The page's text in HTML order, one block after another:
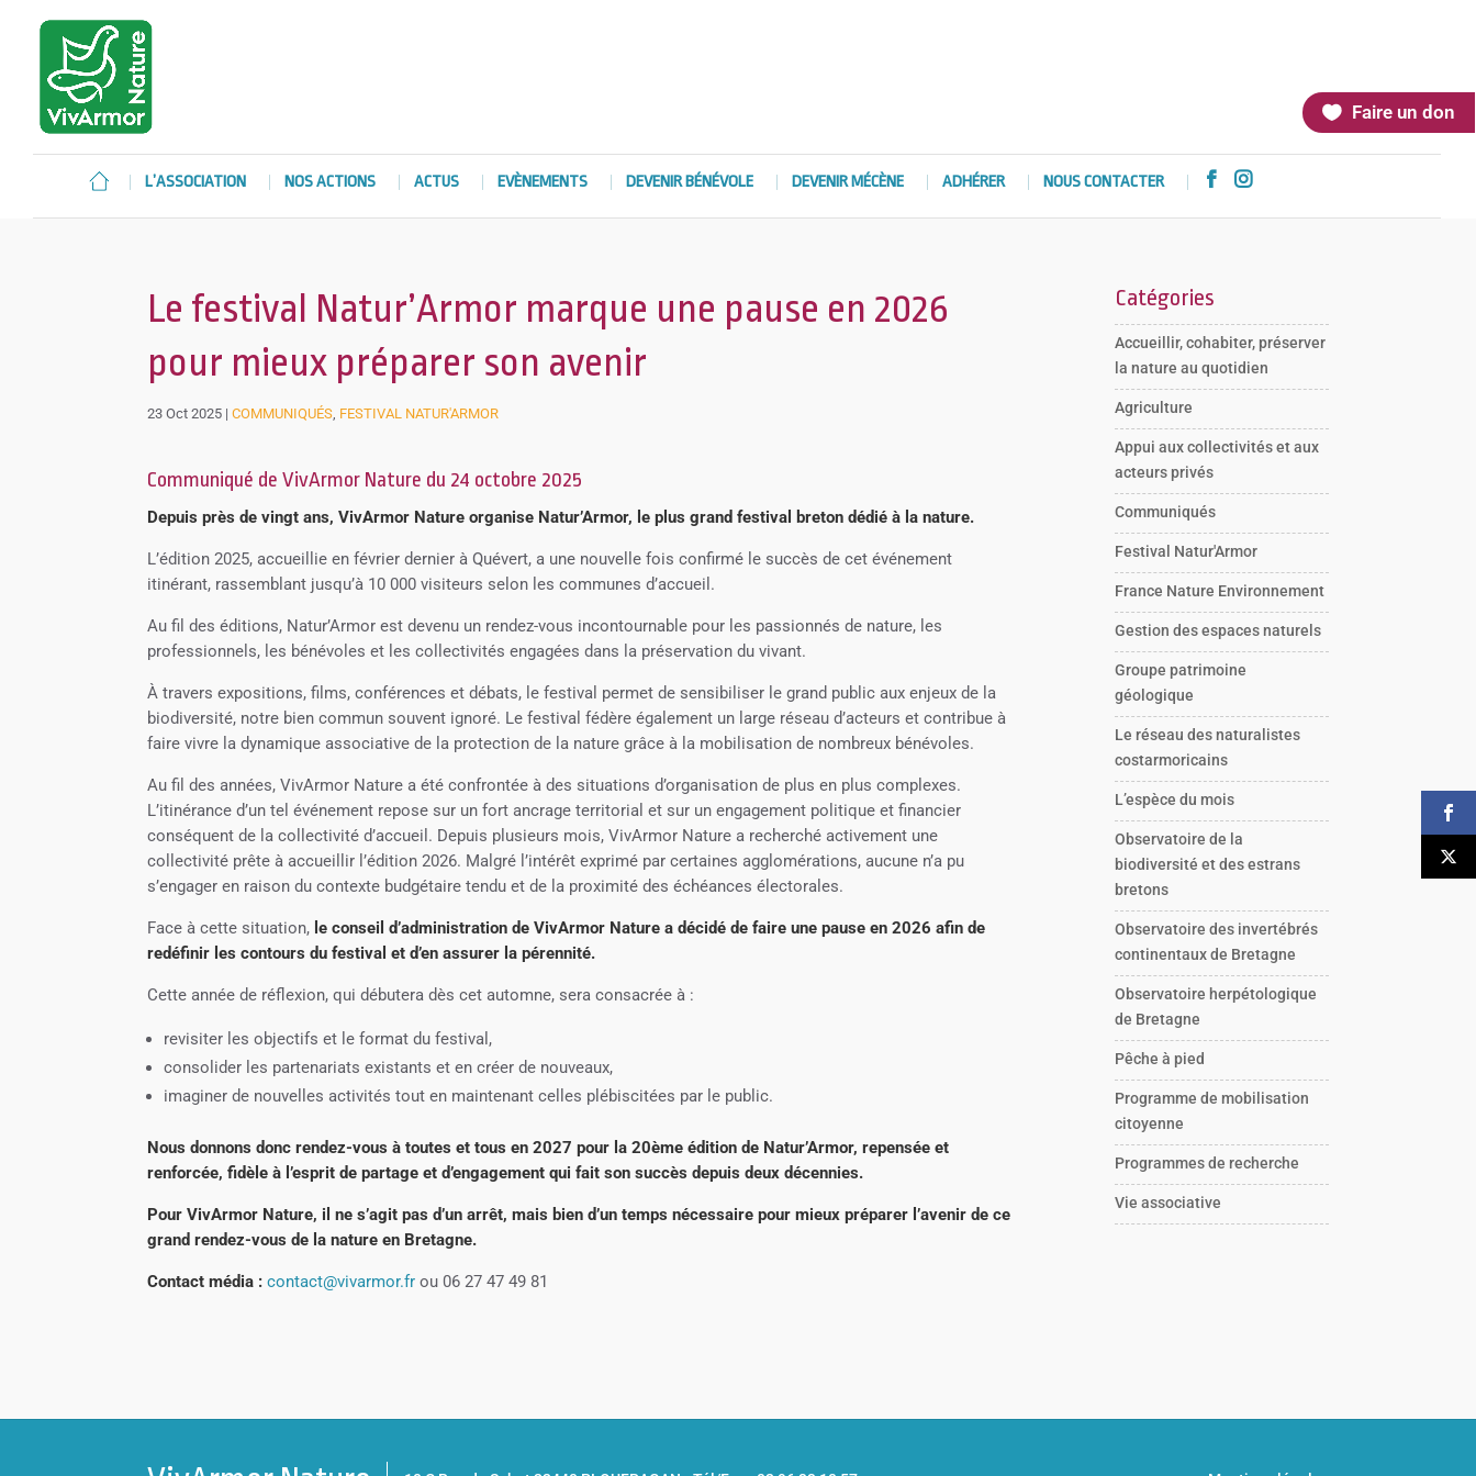
Faire un don
L’ASSOCIATION NOS ACTIONS ACTUS EVÈNEMENTS DEVENIR BÉNÉVOLE DEVENIR MÉCÈNE ADHÉRER NOUS CONTACTER  
Le festival Natur’Armor marque une pause en 2026
pour mieux préparer son avenir
23 Oct 2025 |COMMUNIQUÉS, FESTIVAL NATUR'ARMOR
Communiqué de VivArmor Nature du 24 octobre 2025
Depuis près de vingt ans, VivArmor Nature organise Natur’Armor, le plus grand festival breton dédié à la nature.
L’édition 2025, accueillie en février dernier à Quévert, a une nouvelle fois confirmé le succès de cet événement
itinérant, rassemblant jusqu’à 10 000 visiteurs selon les communes d’accueil.
Au fil des éditions, Natur’Armor est devenu un rendez-vous incontournable pour les passionnés de nature, les
professionnels, les bénévoles et les collectivités engagées dans la préservation du vivant.
À travers expositions, films, conférences et débats, le festival permet de sensibiliser le grand public aux enjeux de la
biodiversité, notre bien commun souvent ignoré. Le festival fédère également un large réseau d’acteurs et contribue à
faire vivre la dynamique associative de la protection de la nature grâce à la mobilisation de nombreux bénévoles.
Au fil des années, VivArmor Nature a été confrontée à des situations d’organisation de plus en plus complexes.
L’itinérance d’un tel événement repose sur un fort ancrage territorial et sur un engagement politique et financier
conséquent de la collectivité d’accueil. Depuis plusieurs mois, VivArmor Nature a recherché activement une
collectivité prête à accueillir l’édition 2026. Malgré l’intérêt exprimé par certaines agglomérations, aucune n’a pu
s’engager en raison du contexte budgétaire tendu et de la proximité des échéances électorales.
Face à cette situation, le conseil d’administration de VivArmor Nature a décidé de faire une pause en 2026 afin de
redéfinir les contours du festival et d’en assurer la pérennité.
Cette année de réflexion, qui débutera dès cet automne, sera consacrée à :
revisiter les objectifs et le format du festival,
consolider les partenariats existants et en créer de nouveaux,
imaginer de nouvelles activités tout en maintenant celles plébiscitées par le public.
Nous donnons donc rendez-vous à toutes et tous en 2027 pour la 20ème édition de Natur’Armor, repensée et
renforcée, fidèle à l’esprit de partage et d’engagement qui fait son succès depuis deux décennies.
Pour VivArmor Nature, il ne s’agit pas d’un arrêt, mais bien d’un temps nécessaire pour mieux préparer l’avenir de ce
grand rendez-vous de la nature en Bretagne.
Contact média : contact@vivarmor.fr ou 06 27 47 49 81
Catégories
Accueillir, cohabiter, préserver
la nature au quotidien
Agriculture
Appui aux collectivités et aux
acteurs privés
Communiqués
Festival Natur'Armor
France Nature Environnement
Gestion des espaces naturels
Groupe patrimoine
géologique
Le réseau des naturalistes
costarmoricains
L’espèce du mois
Observatoire de la
biodiversité et des estrans
bretons
Observatoire des invertébrés
continentaux de Bretagne
Observatoire herpétologique
de Bretagne
Pêche à pied
Programme de mobilisation
citoyenne
Programmes de recherche
Vie associative